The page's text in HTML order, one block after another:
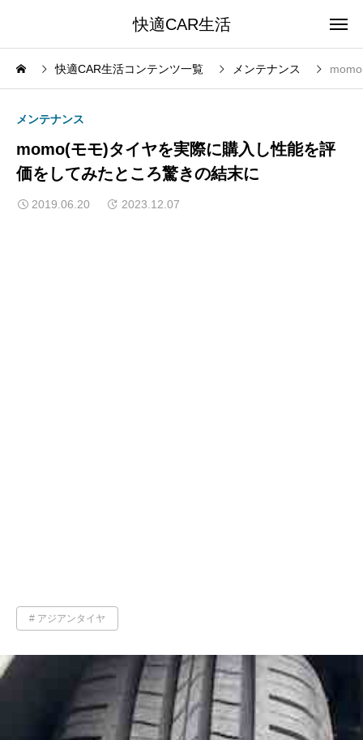
快適CAR生活
快適CAR生活コンテンツ一覧 メンテナンス
メンテナンス
momo(モモ)タイヤを実際に購入し性能を評
価をしてみたところ驚きの結末に
2019.06.20 2023.12.07
アジアンタイヤ